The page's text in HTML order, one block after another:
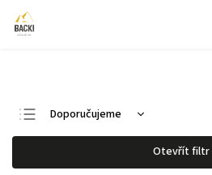
Doporučujeme
Nejlevnější
Nejdražší
Otevřít filtr